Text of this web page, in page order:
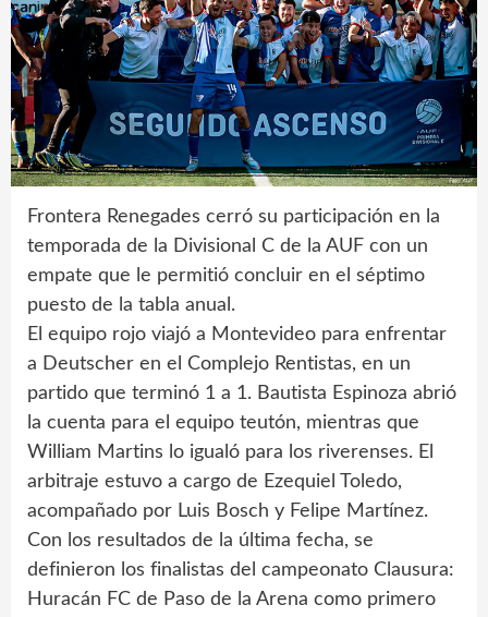
Frontera Renegades cerró su participación en la
temporada de la Divisional C de la AUF con un
empate que le permitió concluir en el séptimo
puesto de la tabla anual.
El equipo rojo viajó a Montevideo para enfrentar
a Deutscher en el Complejo Rentistas, en un
partido que terminó 1 a 1. Bautista Espinoza abrió
la cuenta para el equipo teutón, mientras que
William Martins lo igualó para los riverenses. El
arbitraje estuvo a cargo de Ezequiel Toledo,
acompañado por Luis Bosch y Felipe Martínez.
Con los resultados de la última fecha, se
definieron los finalistas del campeonato Clausura:
Huracán FC de Paso de la Arena como primero